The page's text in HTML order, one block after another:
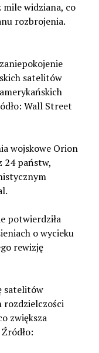
mile widziana, co
rozbrojenia.
satelitów
Wall Street
wojskowe Orion
24 państw,
potwierdziła
o wycieku
rewizję
satelitów
rozdzielczości
zwiększa